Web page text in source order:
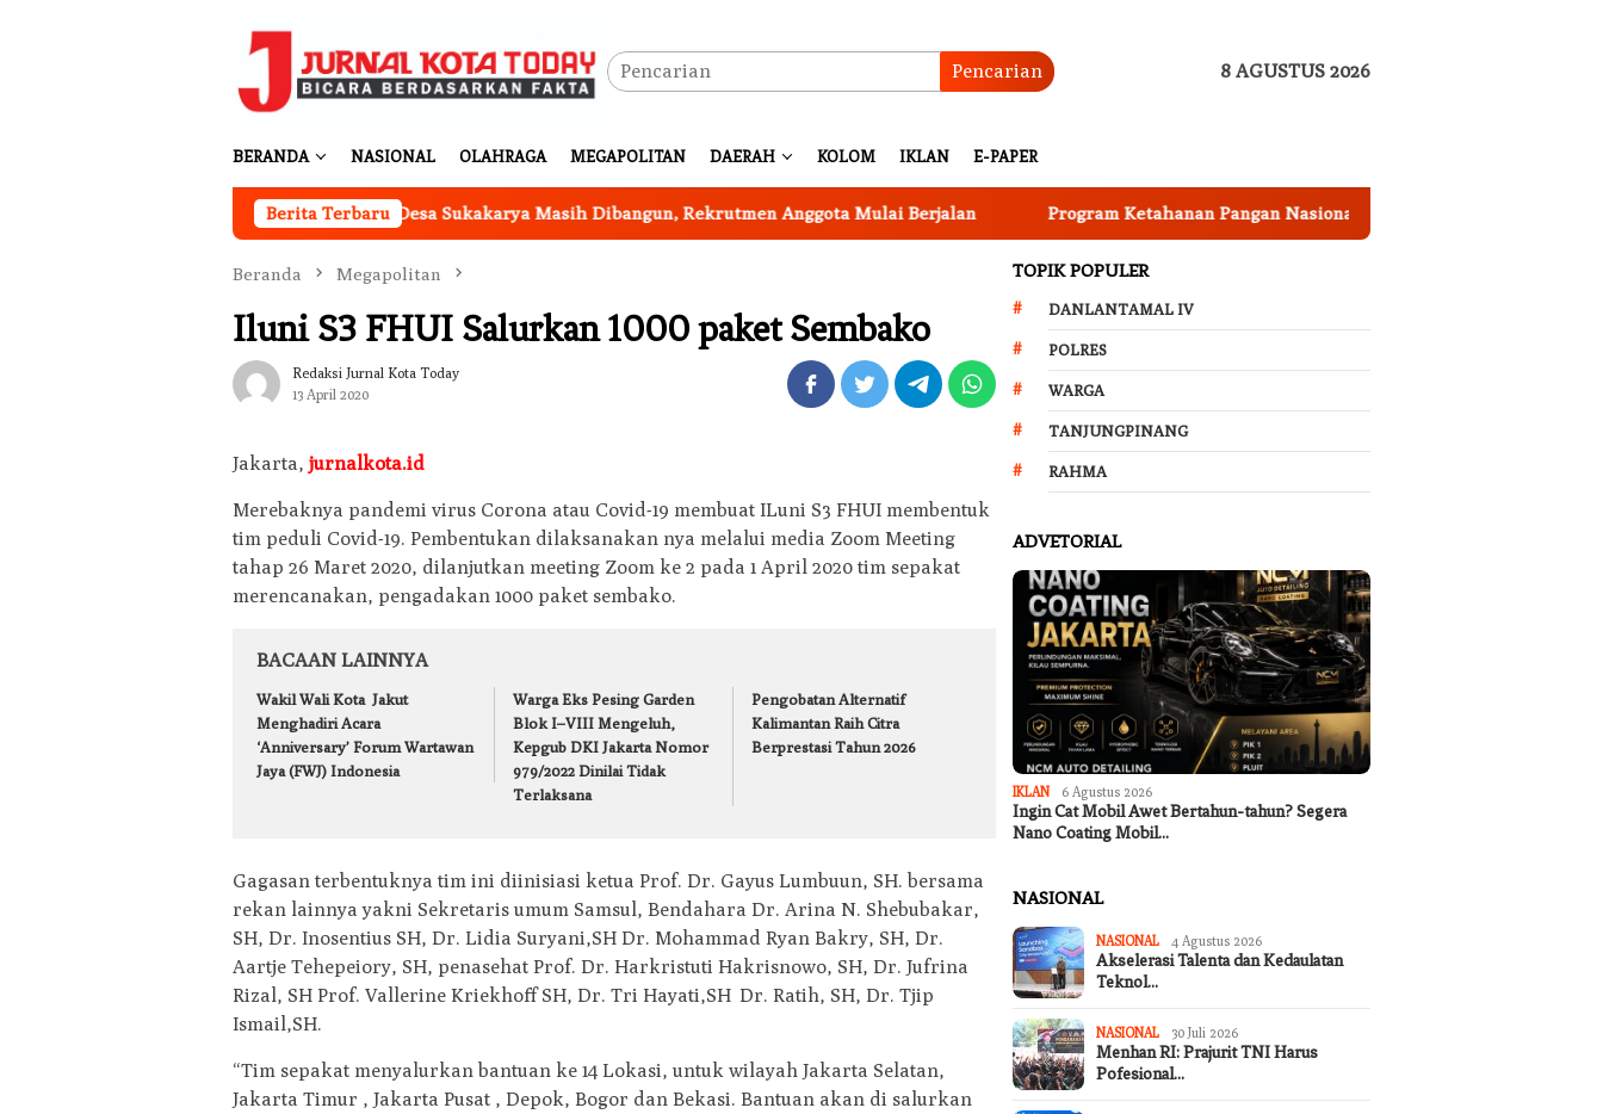
Pencarian 8 AGUSTUS 2026
BERANDA NASIONAL OLAHRAGA MEGAPOLITAN DAERAH KOLOM IKLAN E-PAPER
Berita Terbaru
Kantor Koperasi Merah Putih Desa Sukakarya Masih Dibangun, Rekrutmen Anggota Mulai Berjalan Program Ketahanan Pangan Nasional, Pemkab Garut Harus Peka
Beranda Megapolitan
Iluni S3 FHUI Salurkan 1000 paket Sembako
Redaksi Jurnal Kota Today
13 April 2020
Jakarta, jurnalkota.id
Merebaknya pandemi virus Corona atau Covid-19 membuat ILuni S3 FHUI membentuk
tim peduli Covid-19. Pembentukan dilaksanakan nya melalui media Zoom Meeting
tahap 26 Maret 2020, dilanjutkan meeting Zoom ke 2 pada 1 April 2020 tim sepakat
merencanakan, pengadakan 1000 paket sembako.
BACAAN LAINNYA
Wakil Wali Kota Jakut
Menghadiri Acara
‘Anniversary’ Forum Wartawan
Jaya (FWJ) Indonesia
Warga Eks Pesing Garden
Blok I–VIII Mengeluh,
Kepgub DKI Jakarta Nomor
979/2022 Dinilai Tidak
Terlaksana
Pengobatan Alternatif
Kalimantan Raih Citra
Berprestasi Tahun 2026
Gagasan terbentuknya tim ini diinisiasi ketua Prof. Dr. Gayus Lumbuun, SH. bersama
rekan lainnya yakni Sekretaris umum Samsul, Bendahara Dr. Arina N. Shebubakar,
SH, Dr. Inosentius SH, Dr. Lidia Suryani,SH Dr. Mohammad Ryan Bakry, SH, Dr.
Aartje Tehepeiory, SH, penasehat Prof. Dr. Harkristuti Hakrisnowo, SH, Dr. Jufrina
Rizal, SH Prof. Vallerine Kriekhoff SH, Dr. Tri Hayati,SH Dr. Ratih, SH, Dr. Tjip
Ismail,SH.
“Tim sepakat menyalurkan bantuan ke 14 Lokasi, untuk wilayah Jakarta Selatan,
Jakarta Timur , Jakarta Pusat , Depok, Bogor dan Bekasi. Bantuan akan di salurkan
TOPIK POPULER
DANLANTAMAL IV
POLRES
WARGA
TANJUNGPINANG
RAHMA
ADVETORIAL
IKLAN 6 Agustus 2026
Ingin Cat Mobil Awet Bertahun-tahun? Segera
Nano Coating Mobil…
NASIONAL
NASIONAL 4 Agustus 2026
Akselerasi Talenta dan Kedaulatan
Teknol…
NASIONAL 30 Juli 2026
Menhan RI: Prajurit TNI Harus
Pofesional…